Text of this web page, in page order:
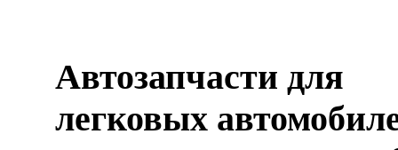
Автозапчасти для
легковых